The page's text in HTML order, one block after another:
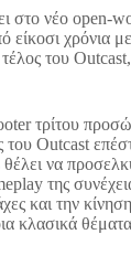
στο νέο open-
χρόνια
του
τρίτου
του Outcast
να
της
και την
κλασικά